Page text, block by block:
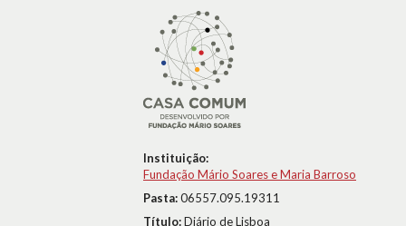
Instituição:
Fundação Mário Soares e Maria Barroso
Pasta:06557.095.19311
Título:Diário de Lisboa